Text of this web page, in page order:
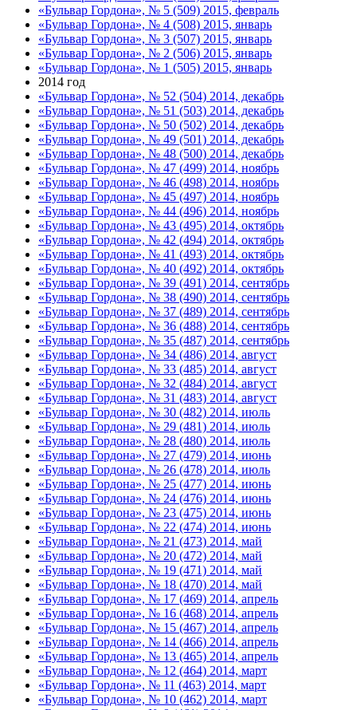
«Бульвар Гордона», № 5 (509) 2015, февраль
«Бульвар Гордона», № 4 (508) 2015, январь
«Бульвар Гордона», № 3 (507) 2015, январь
«Бульвар Гордона», № 2 (506) 2015, январь
«Бульвар Гордона», № 1 (505) 2015, январь
2014 год
«Бульвар Гордона», № 52 (504) 2014, декабрь
«Бульвар Гордона», № 51 (503) 2014, декабрь
«Бульвар Гордона», № 50 (502) 2014, декабрь
«Бульвар Гордона», № 49 (501) 2014, декабрь
«Бульвар Гордона», № 48 (500) 2014, декабрь
«Бульвар Гордона», № 47 (499) 2014, ноябрь
«Бульвар Гордона», № 46 (498) 2014, ноябрь
«Бульвар Гордона», № 45 (497) 2014, ноябрь
«Бульвар Гордона», № 44 (496) 2014, ноябрь
«Бульвар Гордона», № 43 (495) 2014, октябрь
«Бульвар Гордона», № 42 (494) 2014, октябрь
«Бульвар Гордона», № 41 (493) 2014, октябрь
«Бульвар Гордона», № 40 (492) 2014, октябрь
«Бульвар Гордона», № 39 (491) 2014, сентябрь
«Бульвар Гордона», № 38 (490) 2014, сентябрь
«Бульвар Гордона», № 37 (489) 2014, сентябрь
«Бульвар Гордона», № 36 (488) 2014, сентябрь
«Бульвар Гордона», № 35 (487) 2014, сентябрь
«Бульвар Гордона», № 34 (486) 2014, август
«Бульвар Гордона», № 33 (485) 2014, август
«Бульвар Гордона», № 32 (484) 2014, август
«Бульвар Гордона», № 31 (483) 2014, август
«Бульвар Гордона», № 30 (482) 2014, июль
«Бульвар Гордона», № 29 (481) 2014, июль
«Бульвар Гордона», № 28 (480) 2014, июль
«Бульвар Гордона», № 27 (479) 2014, июнь
«Бульвар Гордона», № 26 (478) 2014, июль
«Бульвар Гордона», № 25 (477) 2014, июнь
«Бульвар Гордона», № 24 (476) 2014, июнь
«Бульвар Гордона», № 23 (475) 2014, июнь
«Бульвар Гордона», № 22 (474) 2014, июнь
«Бульвар Гордона», № 21 (473) 2014, май
«Бульвар Гордона», № 20 (472) 2014, май
«Бульвар Гордона», № 19 (471) 2014, май
«Бульвар Гордона», № 18 (470) 2014, май
«Бульвар Гордона», № 17 (469) 2014, апрель
«Бульвар Гордона», № 16 (468) 2014, апрель
«Бульвар Гордона», № 15 (467) 2014, апрель
«Бульвар Гордона», № 14 (466) 2014, апрель
«Бульвар Гордона», № 13 (465) 2014, апрель
«Бульвар Гордона», № 12 (464) 2014, март
«Бульвар Гордона», № 11 (463) 2014, март
«Бульвар Гордона», № 10 (462) 2014, март